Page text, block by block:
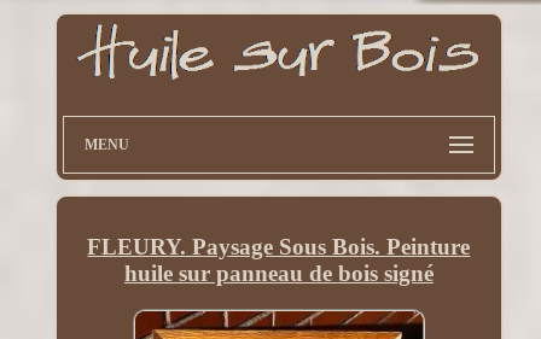
MENU
FLEURY. Paysage Sous Bois. Peinture
huile sur panneau de bois signé